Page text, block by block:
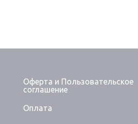
Оферта и Пользовательское
соглашение
Оплата